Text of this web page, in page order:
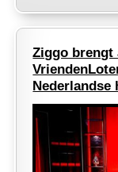
Ziggo brengt
Nederlandse